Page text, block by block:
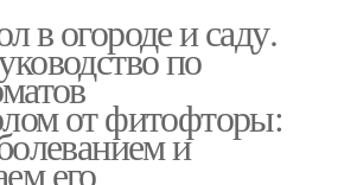
в огороде и саду.
по
от фитофторы:
и
его